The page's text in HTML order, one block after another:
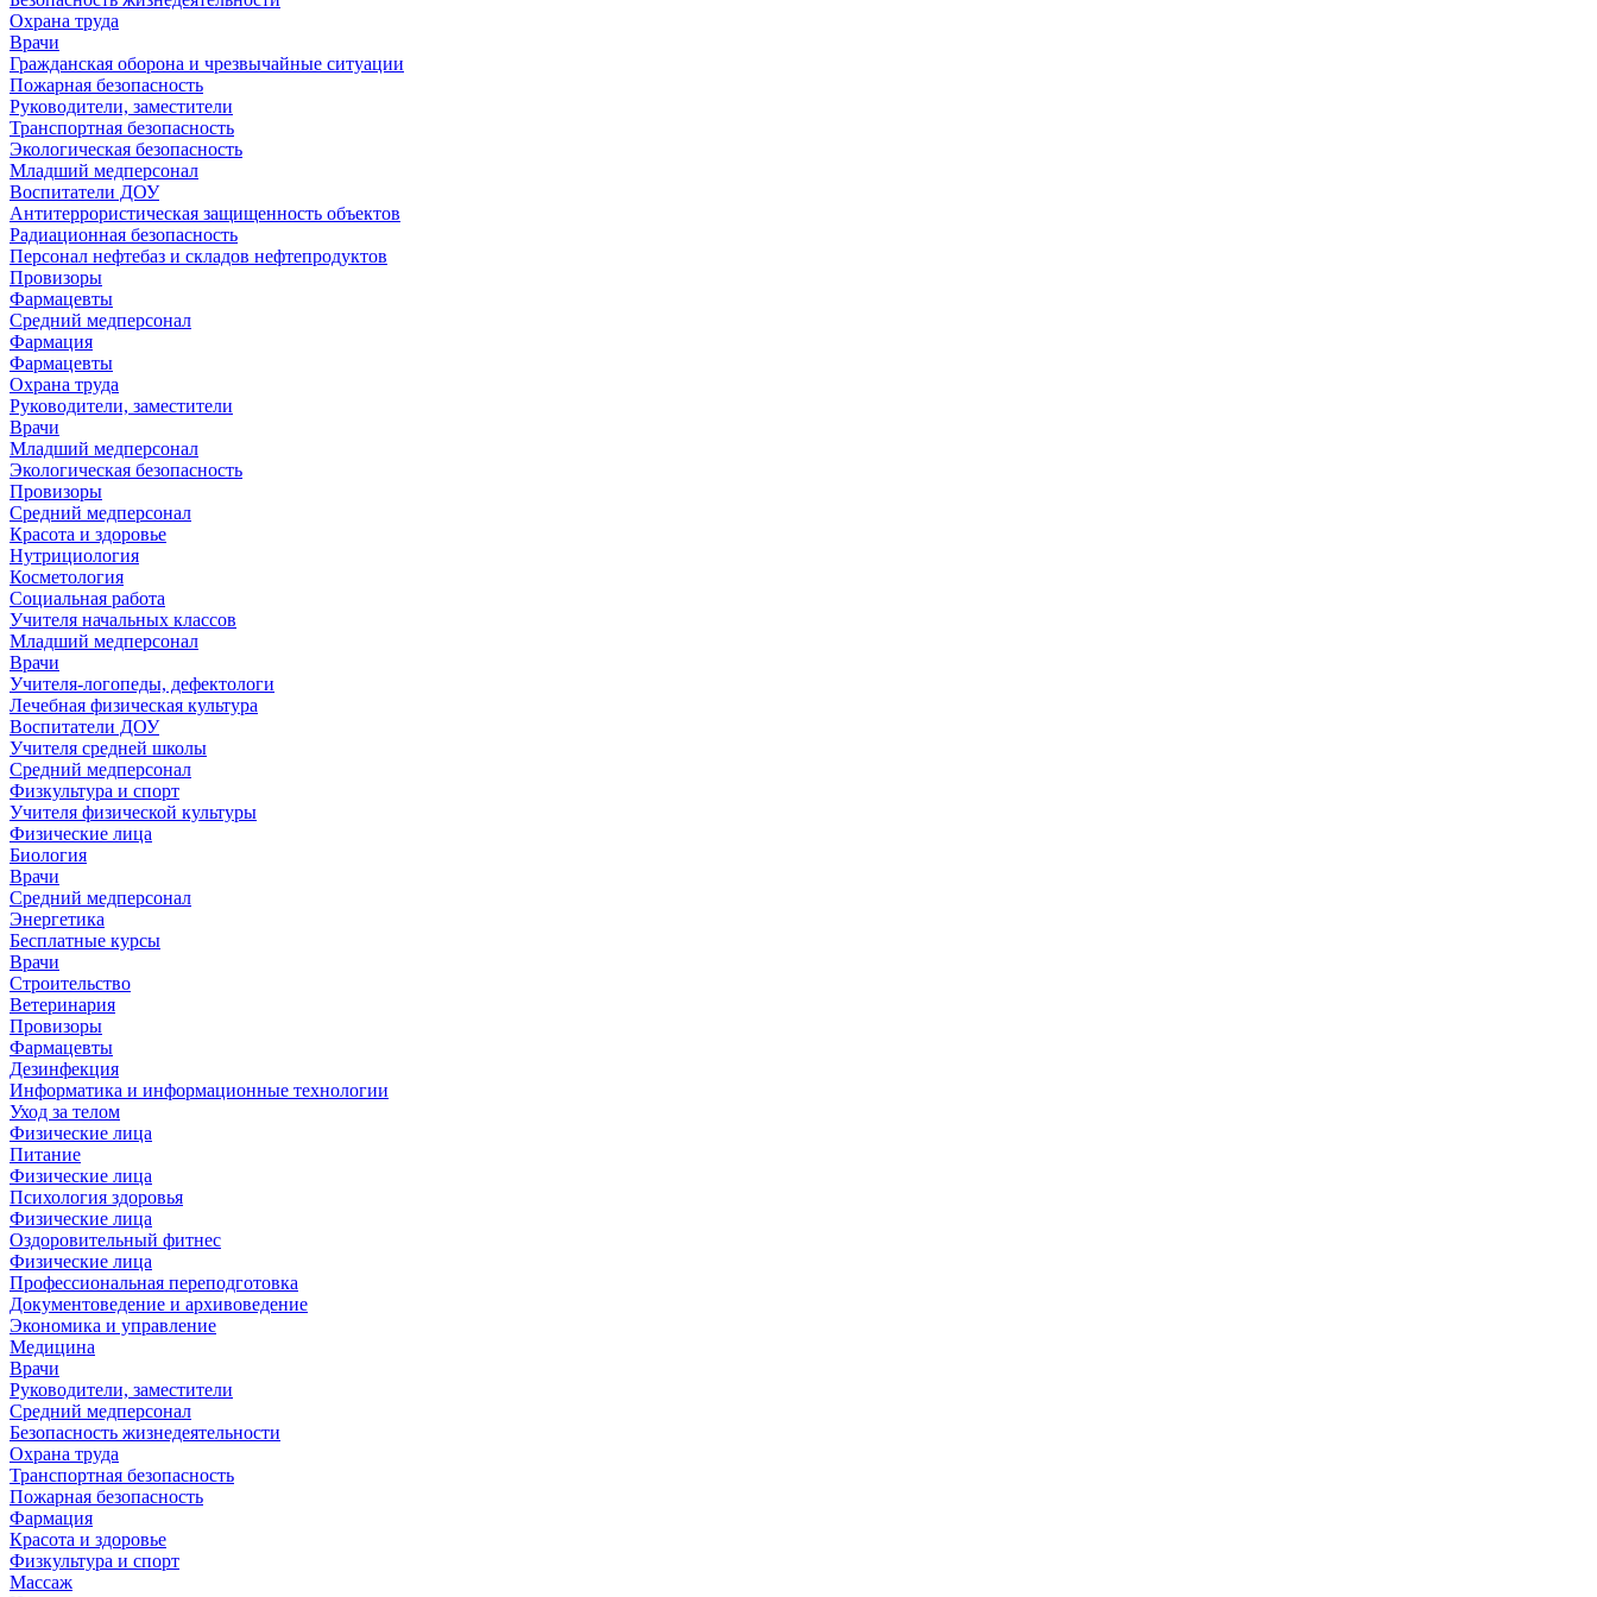
Охрана труда
Врачи
Гражданская оборона и чрезвычайные ситуации
Пожарная безопасность
Руководители, заместители
Транспортная безопасность
Экологическая безопасность
Младший медперсонал
Воспитатели ДОУ
Антитеррористическая защищенность объектов
Радиационная безопасность
Персонал нефтебаз и складов нефтепродуктов
Провизоры
Фармацевты
Средний медперсонал
Фармация
Фармацевты
Охрана труда
Руководители, заместители
Врачи
Младший медперсонал
Экологическая безопасность
Провизоры
Средний медперсонал
Красота и здоровье
Нутрициология
Косметология
Социальная работа
Учителя начальных классов
Младший медперсонал
Врачи
Учителя-логопеды, дефектологи
Лечебная физическая культура
Воспитатели ДОУ
Учителя средней школы
Средний медперсонал
Физкультура и спорт
Учителя физической культуры
Физические лица
Биология
Врачи
Средний медперсонал
Энергетика
Бесплатные курсы
Врачи
Строительство
Ветеринария
Провизоры
Фармацевты
Дезинфекция
Информатика и информационные технологии
Уход за телом
Физические лица
Питание
Физические лица
Психология здоровья
Физические лица
Оздоровительный фитнес
Физические лица
Профессиональная переподготовка
Документоведение и архивоведение
Экономика и управление
Медицина
Врачи
Руководители, заместители
Средний медперсонал
Безопасность жизнедеятельности
Охрана труда
Транспортная безопасность
Пожарная безопасность
Фармация
Красота и здоровье
Физкультура и спорт
Массаж